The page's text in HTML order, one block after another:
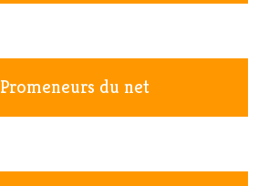
Promeneurs du net